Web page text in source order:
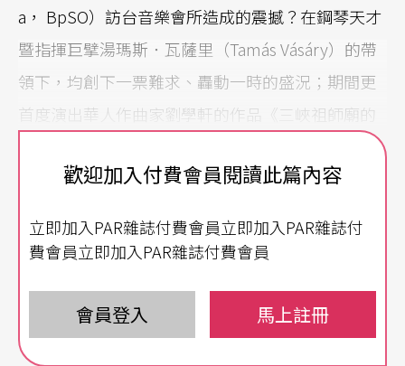
a， BpSO）訪台音樂會所造成的震撼？在鋼琴天才
暨指揮巨擘湯瑪斯．瓦薩里（Tamás Vásáry）的帶
領下，均創下一票難求、轟動一時的盛況；期間更
首度演出華人作曲家劉學軒的作品《三峽祖師廟的
石獅》，至今仍是愛樂者津津樂道的音樂盛事。在
暌違九年後，頂著中歐古典音樂璀璨傳統的布達佩
為匈牙利國家廣播交響樂團（Hungarian Radio Sy
訪台演出。
華麗變身燦爛如昔
歡迎加入付費會員閱讀此篇內容
立即加入PAR雜誌付費會員立即加入PAR雜誌付
費會員立即加入PAR雜誌付費會員
會員登入 馬上註冊